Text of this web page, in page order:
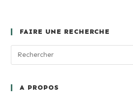
FAIRE UNE RECHERCHE
A PROPOS